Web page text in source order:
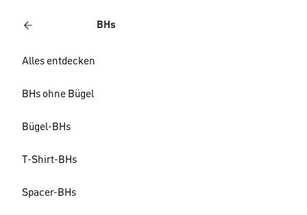
BHs
Alles entdecken
BHs ohne Bügel
Bügel-BHs
T-Shirt-BHs
Spacer-BHs